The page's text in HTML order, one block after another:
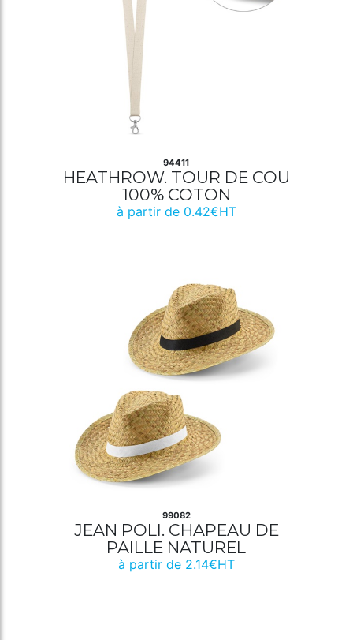
94411
HEATHROW. TOUR DE COU
100% COTON
à partir de 0.42€HT
99082
JEAN POLI. CHAPEAU DE
PAILLE NATUREL
à partir de 2.14€HT